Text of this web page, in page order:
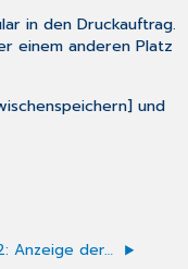
in den Druckauftrag.
einem anderen Platz
und
PTV 12: Anzeige der Akutbehandlung